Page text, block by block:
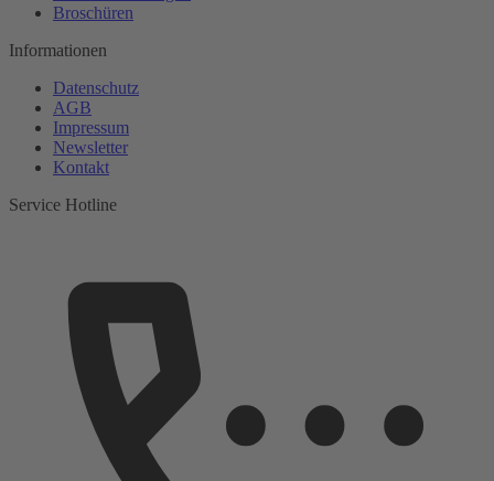
Broschüren
Informationen
Datenschutz
AGB
Impressum
Newsletter
Kontakt
Service Hotline